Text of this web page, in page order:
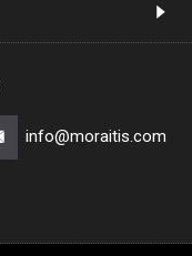
info@moraitis.com